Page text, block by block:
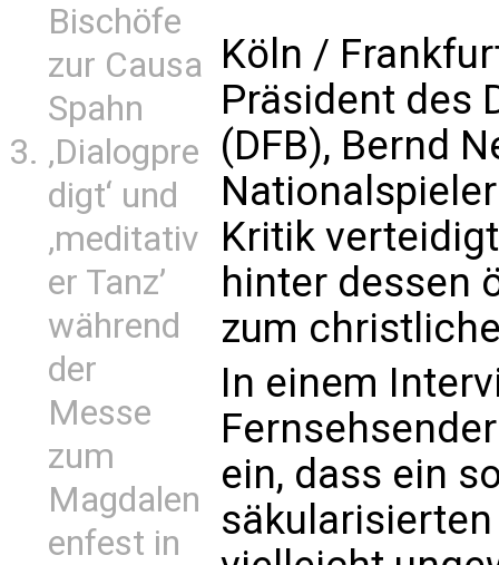
Bischöfe
zur Causa
Spahn
‚Dialogpre
digt‘ und
‚meditativ
er Tanz’
während
der
Messe
zum
Magdalen
enfest in
Köln /
Präsident des
(DFB), Bernd
Kritik
hinter dessen
zum
In einem
ein, dass ein